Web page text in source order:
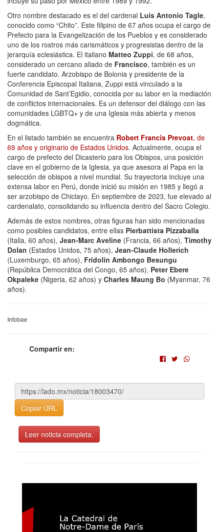
Otro nombre destacado es el del cardenal Luis Antonio Tagle,
conocido como “Chito”. Este filipino de 67 años ocupa el cargo de
Prefecto para la Evangelización de los Pueblos y es considerado
uno de los rostros más carismáticos y progresistas dentro de la
jerarquía eclesiástica. El italiano Matteo Zuppi, de 68 años,
considerado un cercano aliado de Francisco, también es un
fuerte candidato. Arzobispo de Bolonia y presidente de la
Conferencia Episcopal Italiana, Zuppi está vinculado a la
Comunidad de Sant’Egidio, conocida por su labor en la mediación
de conflictos internacionales. Es un defensor del diálogo con las
comunidades LGBTQ+ y de una Iglesia más abierta y menos
dogmática.
En el listado también se encuentra Robert Francis Prevost, de
69 años y originario de Estados Unidos. Actualmente, ocupa el
cargo de prefecto del Dicasterio para los Obispos, una posición
clave en el gobierno de la Iglesia, ya que asesora al Papa en la
selección de obispos a nivel mundial. Su trayectoria incluye una
extensa labor en Perú, donde inició su misión en 1985 y llegó a
ser arzobispo de Chiclayo. En septiembre de 2023, fue elevado al
cardenalato, consolidando su influencia dentro del Sacro Colegio.
Además de estos nombres, otras figuras han sido mencionadas
como posibles candidatos, entre ellas Pierbattista Pizzaballa
(Italia, 60 años), Jean-Marc Aveline (Francia, 66 años), Timothy
Dolan (Estados Unidos, 75 años), Jean-Claude Hollerich
(Luxemburgo, 65 años), Fridolin Ambongo Besungu
(República Democrática del Congo, 65 años), Peter Ebere
Okpaleke (Nigeria, 62 años) y Charles Maung Bo (Myanmar, 76
años).
Infobae
Compartir en:
Copiar URL
Leer noticia completa.